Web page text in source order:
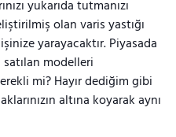
yukarıda tutmanızı
olan varis yastığı
yarayacaktır. Piyasada
satılan modelleri
mi? Hayır dediğim gibi
altına koyarak aynı